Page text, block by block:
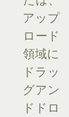
アップ
ロード
領域に
ドラッ
グアン
ドドロ